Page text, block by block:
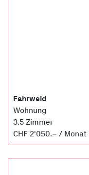
Fahrweid
Wohnung
3.5 Zimmer
CHF 2'050.– / Monat